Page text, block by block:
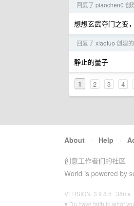
回复了 piaochen0 创
想想玄武夺门之变
回复了 xiaotuo 创建
静止的量子
1 2 3 4
About · Help ·
创意工作者们的社区
World is powered by
VERSION: 3.9.8.5 · 38ms ·
♥ Do have faith in what